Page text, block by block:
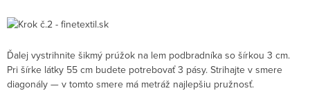
Ďalej vystrihnite šikmý prúžok na lem podbradníka so šírkou 3 cm.
Pri šírke látky 55 cm budete potrebovať 3 pásy. Strihajte v smere
diagonály — v tomto smere má metráž najlepšiu pružnosť.